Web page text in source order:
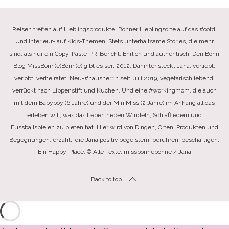
Reisen treffen auf Lieblingsprodukte, Bonner Lieblingsorte auf das #ootd.
Und Interieur- auf Kids-Themen. Stets unterhaltsame Stories, die mehr
sind, als nur ein Copy-Paste-PR-Bericht. Ehrlich und authentisch. Den Bonn
Blog MissBonn(e)Bonn(e) gibt es seit 2012. Dahinter steckt Jana, verliebt,
verlobt, verheiratet, Neu-#hausherrin seit Juli 2019, vegetarisch lebend,
verrückt nach Lippenstift und Kuchen. Und eine #workingmom, die auch
mit dem Babyboy (6 Jahre) und der MiniMiss (2 Jahre) im Anhang all das
erleben will, was das Leben neben Windeln, Schlafliedern und
Fussballspielen zu bieten hat. Hier wird von Dingen, Orten, Produkten und
Begegnungen, erzählt, die Jana positiv begeistern, berühren, beschäftigen.
Ein Happy-Place. © Alle Texte: missbonnebonne / Jana
Back to top